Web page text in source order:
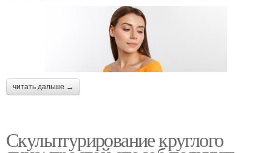
читать дальше →
Скульптурирование круглого